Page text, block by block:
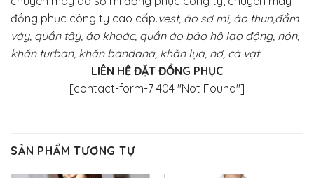
đồng phục công ty cao cấp.vest, áo sơ mi, áo thun,đầm
váy, quần tây, áo khoác, quần áo bảo hộ lao động, nón,
khăn turban, khăn bandana, khăn lụa, nơ, cà vạt
LIÊN HỆ ĐẶT ĐỒNG PHỤC
[contact-form-7 404 "Not Found"]
SẢN PHẨM TƯƠNG TỰ